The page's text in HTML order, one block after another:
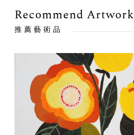
Recommend Artwork
推薦藝術品